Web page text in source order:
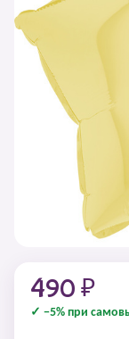
490 ₽
✓ −5% при